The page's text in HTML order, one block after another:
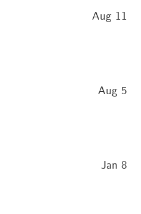
Aug 11
Aug 5
Jan 8